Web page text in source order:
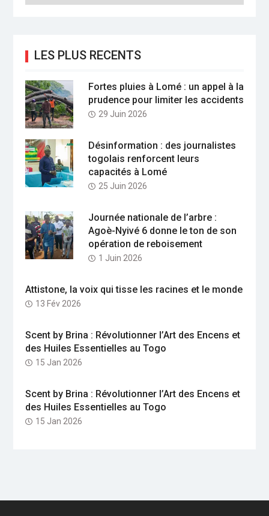
LES PLUS RECENTS
Fortes pluies à Lomé : un appel à la
prudence pour limiter les accidents
29 Juin 2026
Désinformation : des journalistes
togolais renforcent leurs
capacités à Lomé
25 Juin 2026
Journée nationale de l’arbre :
Agoè-Nyivé 6 donne le ton de son
opération de reboisement
1 Juin 2026
Attistone, la voix qui tisse les racines et le monde
13 Fév 2026
Scent by Brina : Révolutionner l’Art des Encens et
des Huiles Essentielles au Togo
15 Jan 2026
Scent by Brina : Révolutionner l’Art des Encens et
des Huiles Essentielles au Togo
15 Jan 2026